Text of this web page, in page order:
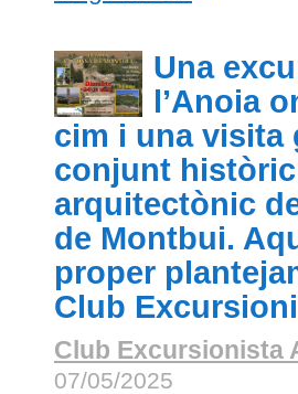
Una
l’Anoia
cim i una visita
conjunt
arquitectònic
de Montbui.
proper
Club
Club Excursionista
07/05/2025